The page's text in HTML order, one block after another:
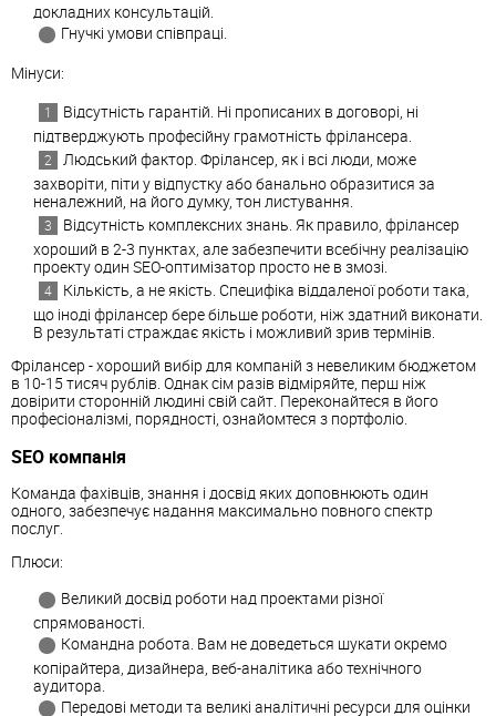
докладних консультацій.
Гнучкі умови співпраці.
Мінуси:
Відсутність гарантій. Ні прописаних в договорі, ні
підтверджують професійну грамотність фрілансера.
Людський фактор. Фрілансер, як і всі люди, може
захворіти, піти у відпустку або банально образитися за
неналежний, на його думку, тон листування.
Відсутність комплексних знань. Як правило, фрілансер
хороший в 2-3 пунктах, але забезпечити всебічну реалізацію
проекту один SEO-оптимізатор просто не в змозі.
Кількість, а не якість. Специфіка віддаленої роботи така,
що іноді фрілансер бере більше роботи, ніж здатний виконати.
В результаті страждає якість і можливий зрив термінів.
Фрілансер - хороший вибір для компаній з невеликим бюджетом
в 10-15 тисяч рублів. Однак сім разів відміряйте, перш ніж
довірити сторонній людині свій сайт. Переконайтеся в його
професіоналізмі, порядності, ознайомтеся з портфоліо.
SEO компанія
Команда фахівців, знання і досвід яких доповнюють один
одного, забезпечує надання максимально повного спектр
послуг.
Плюси:
Великий досвід роботи над проектами різної
спрямованості.
Командна робота. Вам не доведеться шукати окремо
копірайтера, дизайнера, веб-аналітика або технічного
аудитора.
Передові методи та великі аналітичні ресурси для оцінки